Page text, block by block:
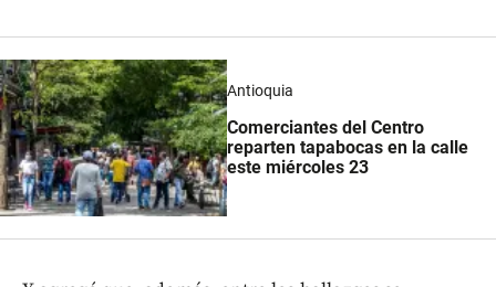
Antioquia
Comerciantes del Centro
reparten tapabocas en la calle
este miércoles 23